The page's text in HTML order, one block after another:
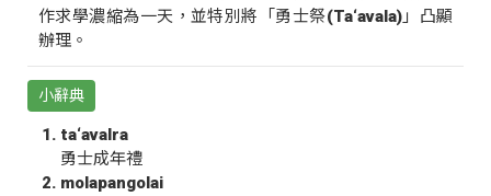
作求學濃縮為一天，並特別將「勇士祭(Ta‘avala)」凸顯
辦理。
小辭典
ta‘avalra
勇士成年禮
molapangolai